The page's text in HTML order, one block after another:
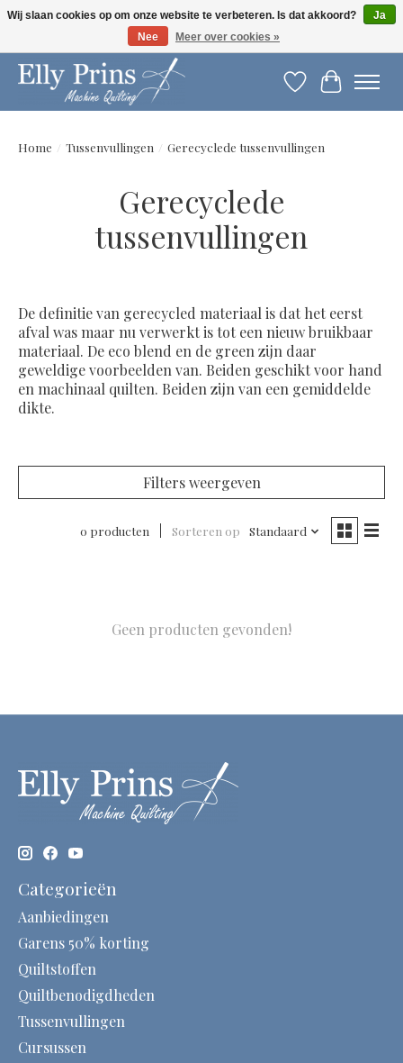
Let op: gewijzigde openingstijden!
Verlanglijst
Home / Tussenvullingen / Gerecyclede tussenvullingen
Gerecyclede
tussenvullingen
De definitie van gerecycled materiaal is dat het eerst
afval was maar nu verwerkt is tot een nieuw bruikbaar
materiaal. De eco blend en de green zijn daar
geweldige voorbeelden van. Beiden geschikt voor hand
en machinaal quilten. Beiden zijn van een gemiddelde
dikte.
Filters weergeven
0 producten Sorteren op Standaard
Geen producten gevonden!
Categorieën
Aanbiedingen
Garens 50% korting
Quiltstoffen
Quiltbenodigdheden
Tussenvullingen
Cursussen
Wij slaan cookies op om onze website te verbeteren. Is dat akkoord?
Ja
Nee
Meer over cookies »